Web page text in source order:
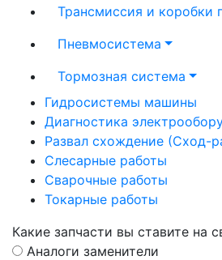
Трансмиссия и коробки
Пневмосистема
Тормозная система
Гидросистемы машины
Диагностика
Развал схождение (Сход-
Слесарные работы
Сварочные работы
Токарные работы
Какие запчасти вы ставите на
Аналоги заменители